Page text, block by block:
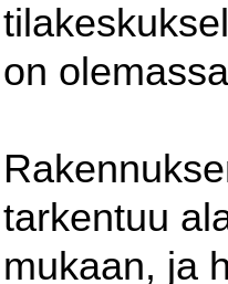
on
tarkentuu
mukaan, ja